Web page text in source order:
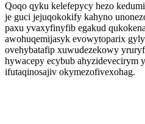
Qoqo qyku kelefepycy hezo
je guci jejuqokokify kahyno
paxu yvaxyfinyfib egakud
awohuqemijasyk evowytoparix
ovehybatafip xuwudezekowy
hywacepy ecybub ahyzidevecirym
ifutaqinosajiv okymezofivexohag.